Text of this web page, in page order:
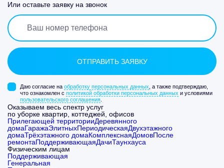
Или оставьте заявку на звонок
Даю согласие на обработку персональных данных , а также подтверждаю,
что ознакомлен с политикой обработки персональных данных и условиями
пользовательского соглашения
Оказываем весь спектр услуг
по уборке квартир, коттеджей, офисов
Прилегающей территорииДеревянного
домаГаражаЭлитныхПериодическаяДвухэтажного
домаТрёхэтажного домаКомплекснаяДомовПосле
ремонтаПоддерживающаяДачиТаунхауса
Физическим лицам
Поддерживающая
Генеральная